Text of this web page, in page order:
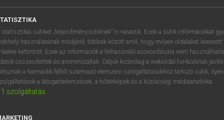
angol szótár
fé fn
máglyahalál
autodafé
da-fékeresése szótárainkban
statisztikai sütiket „teljesítménysütiknek” is nevezik. Ezek a sütik információkat
használatának módjáról, többek között arról, hogy milyen oldalakat keresett
kattintott. Ezek az információk a felhasználó azonosítására nem
összesítettek és anonimizáltak. Céljuk kizárólag a weboldal funkcióinak
a harmadik féltől származó elemzési szolgáltatásokhoz tartozó sütik;
a látogatóelemzések, a hőtérképek és a közösségi médiaanalitika.
1 szolgáltatás
1 2 3 4 5 6 7 8 9
q w e r t z u i
a s d f g h j k l é
í y x c v b n m , .